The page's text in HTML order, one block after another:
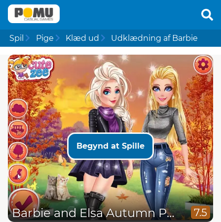
Spil Pige Klæd ud Udklædning af Barbie
Begynd at Spille
Barbie and Elsa Autumn Patterns 7.5